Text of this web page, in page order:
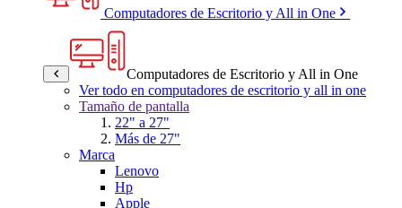
Computadores de Escritorio y All in One
Computadores de Escritorio y All in One
Ver todo en computadores de escritorio y all in one
Tamaño de pantalla
22" a 27"
Más de 27"
Marca
Lenovo
Hp
Apple